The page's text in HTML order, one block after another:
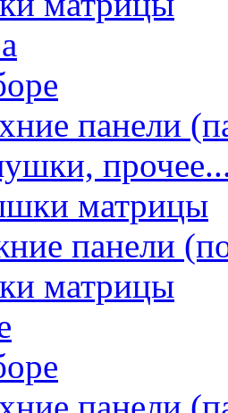
панели
матрицы
панели
матрицы